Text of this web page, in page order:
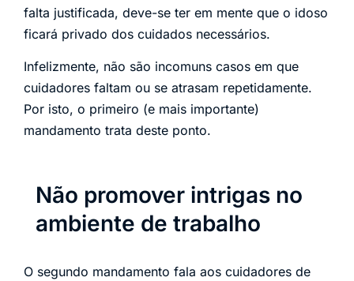
falta justificada, deve-se ter em mente que o idoso
ficará privado dos cuidados necessários.
Infelizmente, não são incomuns casos em que
cuidadores faltam ou se atrasam repetidamente.
Por isto, o primeiro (e mais importante)
mandamento trata deste ponto.
Não promover intrigas no
ambiente de trabalho
O segundo mandamento fala aos cuidadores de